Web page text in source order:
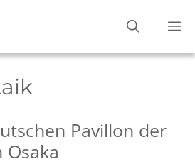
Pavillon der
Osaka